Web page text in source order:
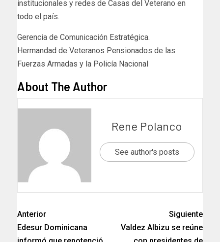
institucionales y redes de Casas del Veterano en
todo el país.
Gerencia de Comunicación Estratégica.
Hermandad de Veteranos Pensionados de las
Fuerzas Armadas y la Policía Nacional
About The Author
Rene Polanco
See author's posts
Anterior
Edesur Dominicana
Siguiente
Valdez Albizu se reúne